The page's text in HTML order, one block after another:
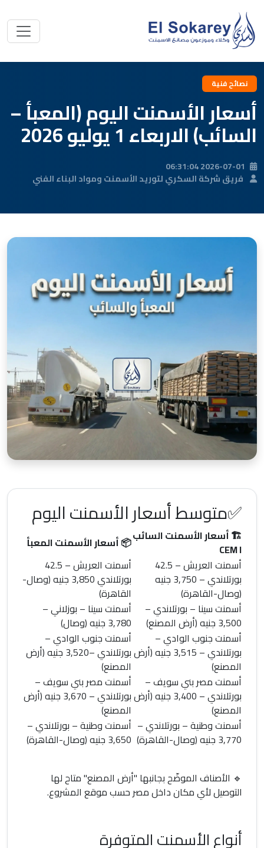
نصائح فنية
أسعار الأسمنت اليوم (المعبأ –
السائب) الاربعاء 1 يوليو 2026
2026-07-01 06:31:04
فريق شركة السكري لتوريد الأسمنت ومواد البناء الفني
✅متوسط أسعار الأسمنت اليوم
🏗️أسعار الأسمنت السائب
CEM I
📦أسعار الأسمنت المعبأ
أسمنت العريش
– 42.5
بورتلاندي – 3,750 جنيه
(وصال-القاهرة)
أسمنت العريش
– 42.5
بورتلاندي3,850 جنيه
(وصال-
القاهرة)
أسمنت سينا – بورتلاندي –
3,500 جنيه
(أرض المصنع)
أسمنت سينا – بوزلاني –
3,780 جنيه
(وصال)
أسمنت جنوب الوادي–
بورتلاندي – 3,515 جنيه
(أرض
المصنع)
أسمنت جنوب الوادي–
بورتلاندي –3,520 جنيه
(أرض
المصنع)
أسمنت مصر بني سويف–
بورتلاندي – 3,400 جنيه
(أرض
المصنع)
أسمنت مصر بني سويف–
بورتلاندي – 3,670 جنيه
(أرض
المصنع)
أسمنت وطنية– بورتلاندي –
3,770 جنيه
(وصال-القاهرة)
أسمنت وطنية– بورتلاندي –
3,650 جنيه
(وصال-القاهرة)
🔹 الأصناف الموضّح بجانبها "أرض المصنع" متاح لها
التوصيل لأي مكان داخل مصر حسب موقع المشروع.
أنواع الأسمنت المتوفرة